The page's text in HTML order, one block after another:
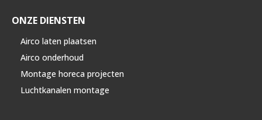
ONZE DIENSTEN
Airco laten plaatsen
Airco onderhoud
Montage horeca projecten
Luchtkanalen montage